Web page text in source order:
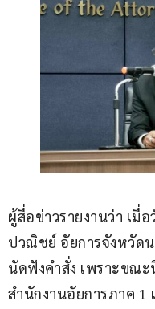
ผู้สื่อข่าวรายงานว่า เ
ปวณิชย์ อัยการจังหวัด
นัดฟังคำสั่ง เพราะขณ
สำนักงานอัยการภาค 1